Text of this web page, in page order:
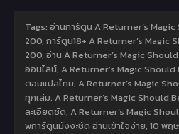
Tags: อ่านการ์ตูน A Returner’s
200, การ์ตูน18+ A Returner’s Magic
200, อ่าน A Returner’s Magic
ออนไลน์, A Returner’s Magic
ตอนแปลไทย, A Returner’s Magic
ทุกเล่ม, A Returner’s Magic Should
ละเอียดชัด, A Returner’s Magic
พการ์ตูนมังงะชัด อ่านเข้าใจง่าย, 10 พฤ